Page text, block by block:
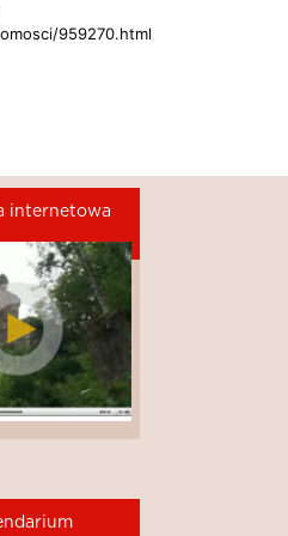
959270.html
internetowa